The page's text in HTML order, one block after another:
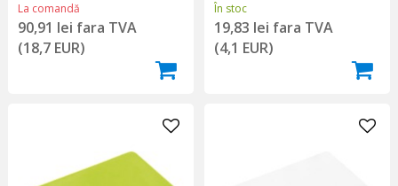
La comandă
90,91 lei fara TVA
(18,7 EUR)
În stoc
19,83 lei fara TVA
(4,1 EUR)